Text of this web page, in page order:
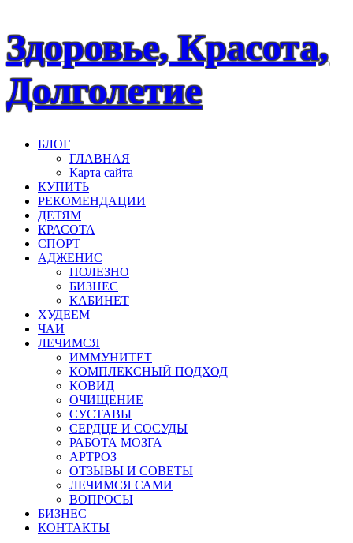
Наверх
Здоровье, Красота,
Долголетие
БЛОГ
ГЛАВНАЯ
Карта сайта
КУПИТЬ
РЕКОМЕНДАЦИИ
ДЕТЯМ
КРАСОТА
СПОРТ
АДЖЕНИС
ПОЛЕЗНО
БИЗНЕС
КАБИНЕТ
ХУДЕЕМ
ЧАИ
ЛЕЧИМСЯ
ИММУНИТЕТ
КОМПЛЕКСНЫЙ ПОДХОД
КОВИД
ОЧИЩЕНИЕ
СУСТАВЫ
СЕРДЦЕ И СОСУДЫ
РАБОТА МОЗГА
АРТРОЗ
ОТЗЫВЫ И СОВЕТЫ
ЛЕЧИМСЯ САМИ
ВОПРОСЫ
БИЗНЕС
КОНТАКТЫ